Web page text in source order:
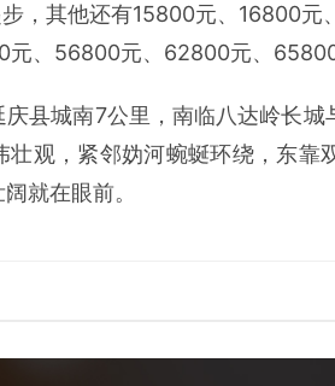
，其他还有15800元、16800元
、56800元、62800元、65800
县城南7公里，南临八达岭长
观，紧邻妫河蜿蜒环绕，东靠
就在眼前。